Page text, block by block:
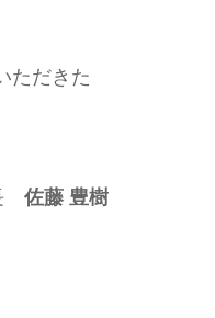
ただきた
佐藤 豊樹